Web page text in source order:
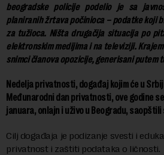
beogradske policije podelio je sa
planiranih žrtava počinioca – podatke koji
za tužioca. Ništa drugačija situacija po
elektronskim medijima i na televiziji.
snimci članova opozicije, generisani putem
Nedelja privatnosti, događaj kojim će u
Međunarodni dan privatnosti, ove godine
januara, onlajn i uživo u Beogradu,
Cilj događaja je podizanje svesti i
privatnost i zaštiti podataka o ličnosti.